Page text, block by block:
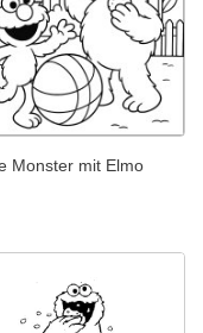
Monster mit Elmo